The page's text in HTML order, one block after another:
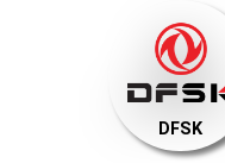
DFSK